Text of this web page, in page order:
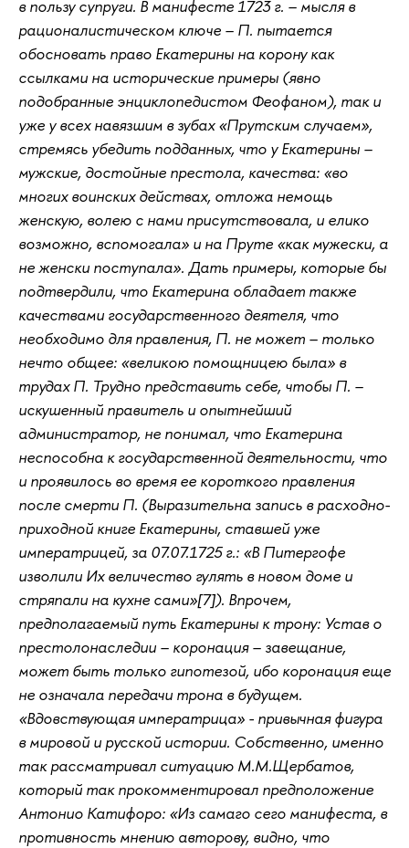
в пользу супруги. В манифесте 1723 г. – мысля в
рационалистическом ключе – П. пытается
обосновать право Екатерины на корону как
ссылками на исторические примеры (явно
подобранные энциклопедистом Феофаном), так и
уже у всех навязшим в зубах «Прутским случаем»,
стремясь убедить подданных, что у Екатерины –
мужские, достойные престола, качества: «во
многих воинских действах, отложа немощь
женскую, волею с нами присутствовала, и елико
возможно, вспомогала» и на Пруте «как мужески, а
не женски поступала». Дать примеры, которые бы
подтвердили, что Екатерина обладает также
качествами государственного деятеля, что
необходимо для правления, П. не может – только
нечто общее: «великою помощницею была» в
трудах П. Трудно представить себе, чтобы П. –
искушенный правитель и опытнейший
администратор, не понимал, что Екатерина
неспособна к государственной деятельности, что
и проявилось во время ее короткого правления
после смерти П. (Выразительна запись в расходно-
приходной книге Екатерины, ставшей уже
императрицей, за 07.07.1725 г.: «В Питергофе
изволили Их величество гулять в новом доме и
стряпали на кухне сами»[7]). Впрочем,
предполагаемый путь Екатерины к трону: Устав о
престолонаследии – коронация – завещание,
может быть только гипотезой, ибо коронация еще
не означала передачи трона в будущем.
«Вдовствующая императрица» - привычная фигура
в мировой и русской истории. Собственно, именно
так рассматривал ситуацию М.М.Щербатов,
который так прокомментировал предположение
Антонио Катифоро: «Из самаго сего манифеста, в
противность мнению авторову, видно, что